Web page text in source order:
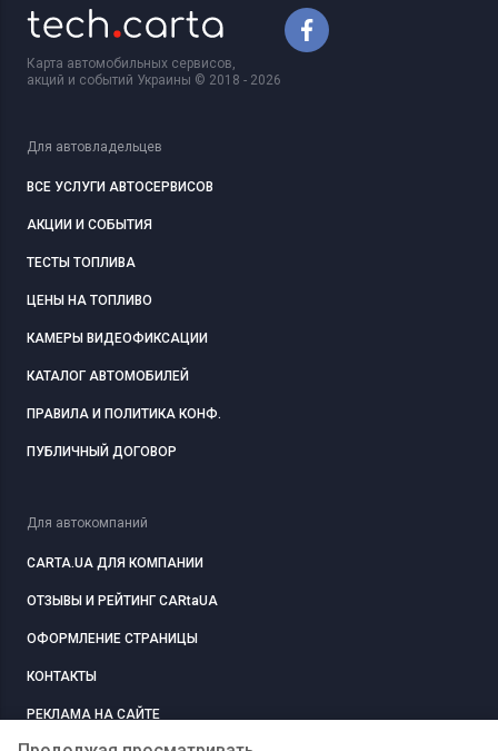
Карта автомобильных сервисов,
акций и событий Украины © 2018 - 2026
Для автовладельцев
ВСЕ УСЛУГИ АВТОСЕРВИСОВ
АКЦИИ И СОБЫТИЯ
ТЕСТЫ ТОПЛИВА
ЦЕНЫ НА ТОПЛИВО
КАМЕРЫ ВИДЕОФИКСАЦИИ
КАТАЛОГ АВТОМОБИЛЕЙ
ПРАВИЛА И ПОЛИТИКА КОНФ.
ПУБЛИЧНЫЙ ДОГОВОР
Для автокомпаний
CARTA.UA ДЛЯ КОМПАНИИ
ОТЗЫВЫ И РЕЙТИНГ CARtaUA
ОФОРМЛЕНИЕ СТРАНИЦЫ
КОНТАКТЫ
РЕКЛАМА НА САЙТЕ